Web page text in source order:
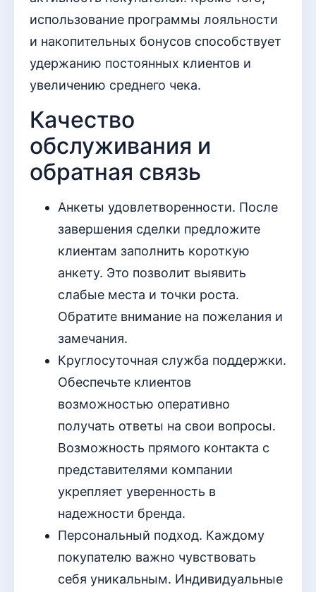
использование программы лояльности
и накопительных бонусов способствует
удержанию постоянных клиентов и
увеличению среднего чека.
Качество
обслуживания и
обратная связь
Анкеты удовлетворенности. После
завершения сделки предложите
клиентам заполнить короткую
анкету. Это позволит выявить
слабые места и точки роста.
Обратите внимание на пожелания и
замечания.
Круглосуточная служба поддержки.
Обеспечьте клиентов
возможностью оперативно
получать ответы на свои вопросы.
Возможность прямого контакта с
представителями компании
укрепляет уверенность в
надежности бренда.
Персональный подход. Каждому
покупателю важно чувствовать
себя уникальным. Индивидуальные